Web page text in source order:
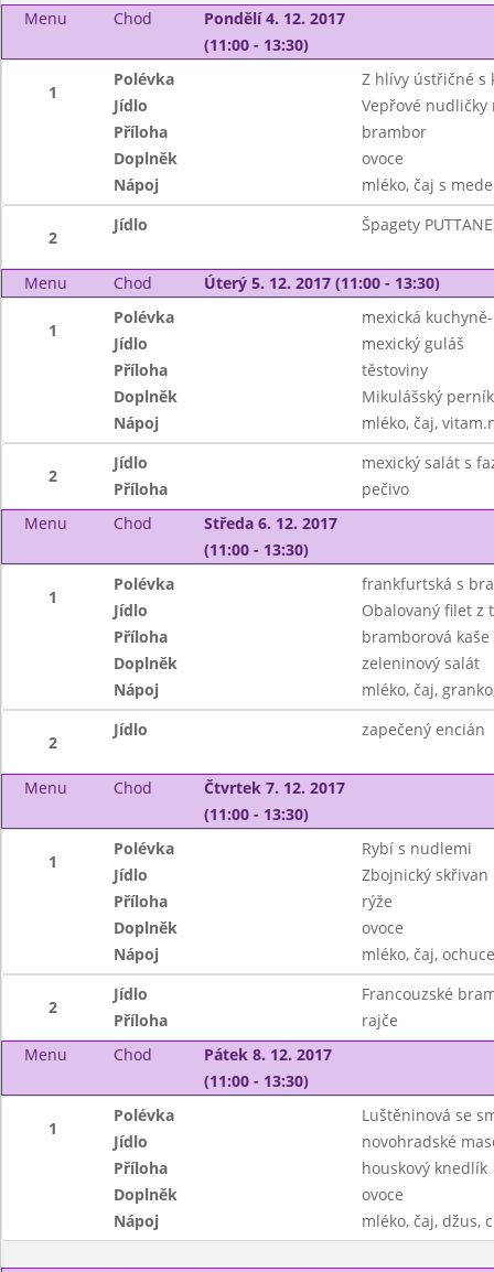
Menu Chod
Pondělí 4. 12. 2017
(11:00 - 13:30)
1
Polévka
Z hlívy ústřičné s
Jídlo
Vepřové nudličky
Příloha
brambor
Doplněk
ovoce
Nápoj
mléko, čaj s
2
Jídlo Špagety
Menu Chod Úterý 5. 12. 2017 (11:00 - 13:30)
1
Polévka
mexická
Jídlo
mexický guláš
Příloha
těstoviny
Doplněk
Mikulášský perník
Nápoj
mléko, čaj,
2
Jídlo
mexický salát s
Příloha
pečivo
Menu
Chod
Středa 6. 12. 2017
(11:00 - 13:30)
1
Polévka
frankfurtská s
Jídlo
Obalovaný filet z
Příloha
bramborová kaše
Doplněk
zeleninový salát
Nápoj
mléko, čaj,
2
Jídlo zapečený encián
Menu Chod
Čtvrtek 7. 12. 2017
(11:00 - 13:30)
1
Polévka
Rybí s nudlemi
Jídlo
Zbojnický skřivan
Příloha
rýže
Doplněk
ovoce
Nápoj
mléko, čaj,
2
Jídlo
Francouzské
Příloha
rajče
Menu
Chod
Pátek 8. 12. 2017
(11:00 - 13:30)
1
Polévka
Luštěninová se
Jídlo
novohradské
Příloha
houskový knedlík
Doplněk
ovoce
Nápoj
mléko, čaj, džus,